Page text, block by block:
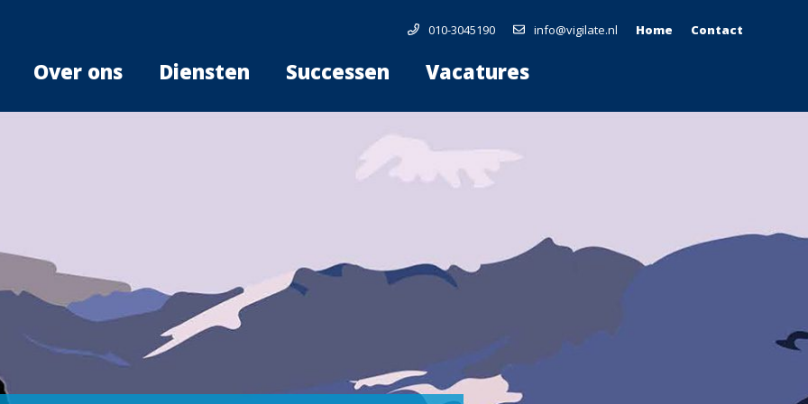
010-3045190 info@vigilate.nl Home Contact
Over ons Diensten Successen Vacatures